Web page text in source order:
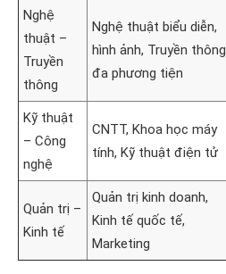
Nghệ
thuật –
Truyền
thông
Nghệ thuật biểu diễn,
hình ảnh, Truyền thông
đa phương tiện
Kỹ thuật
– Công
nghệ
CNTT, Khoa học máy
tính, Kỹ thuật điện tử
Quản trị –
Kinh tế
Quản trị kinh doanh,
Kinh tế quốc tế,
Marketing